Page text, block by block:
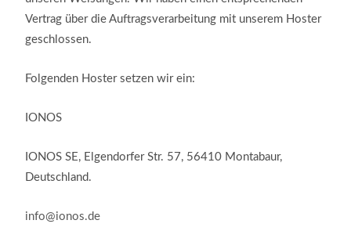
Vertrag über die Auftragsverarbeitung mit unserem Hoster
geschlossen.
Folgenden Hoster setzen wir ein:
IONOS
IONOS SE, Elgendorfer Str. 57, 56410 Montabaur,
Deutschland.
info@ionos.de